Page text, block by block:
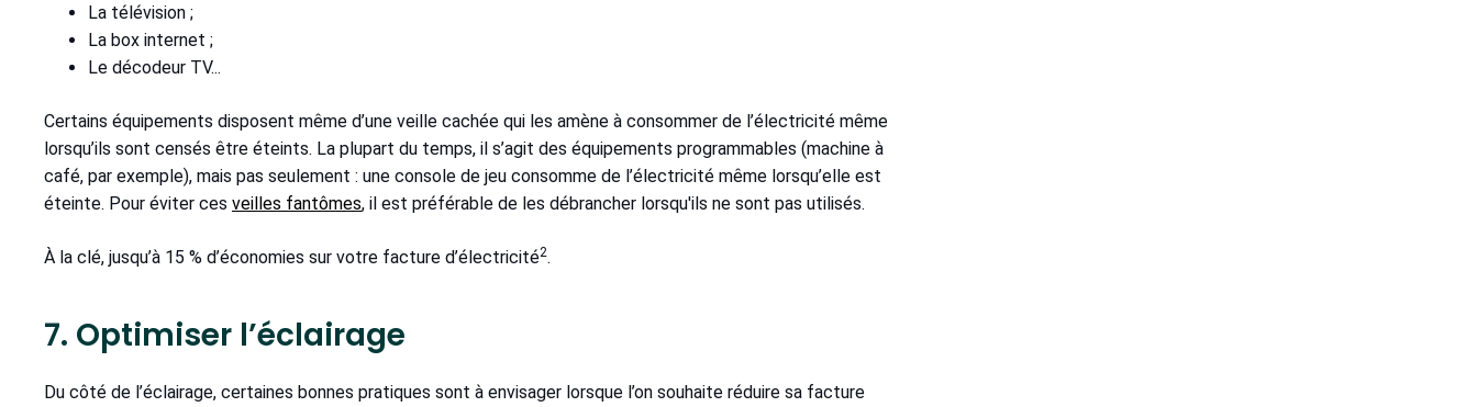
La télévision ;
La box internet ;
Le décodeur TV...
Certains équipements disposent même d’une veille cachée qui les amène à consommer de l’électricité même
lorsqu’ils sont censés être éteints. La plupart du temps, il s’agit des équipements programmables (machine à
café, par exemple), mais pas seulement : une console de jeu consomme de l’électricité même lorsqu’elle est
éteinte. Pour éviter ces veilles fantômes, il est préférable de les débrancher lorsqu'ils ne sont pas utilisés.
À la clé, jusqu’à 15 % d’économies sur votre facture d’électricité2.
7. Optimiser l’éclairage
Du côté de l’éclairage, certaines bonnes pratiques sont à envisager lorsque l’on souhaite réduire sa facture